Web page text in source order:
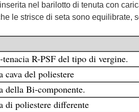
nel barilotto di tenuta con
le strisce di seta sono equilibrate,
tenacia R-PSF del tipo di vergine.
cava del poliestere
della Bi-componente.
di poliestere differente